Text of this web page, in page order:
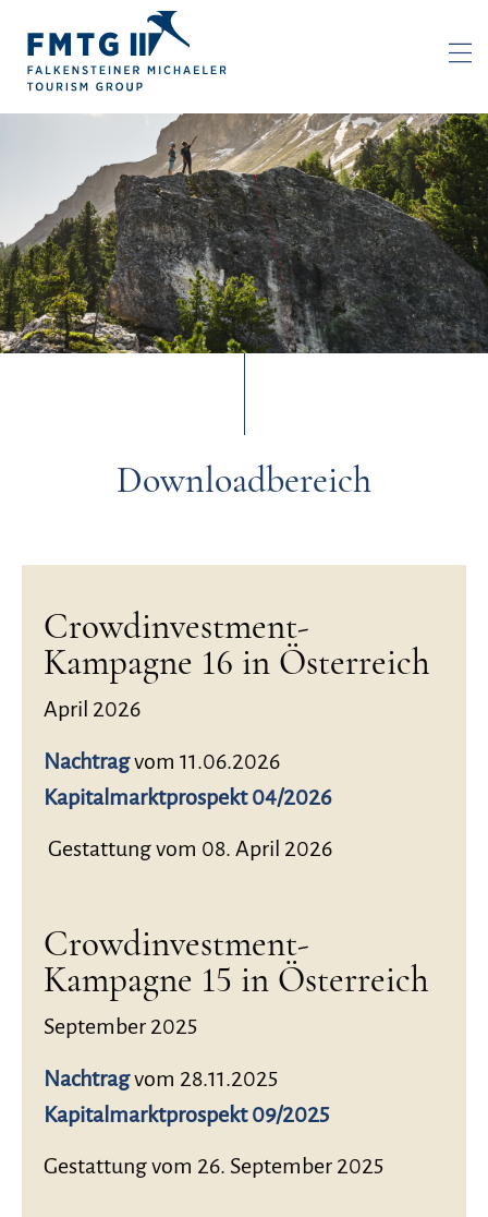
Downloadbereich
Crowdinvestment-
Kampagne 16 in Österreich
April 2026
Nachtragvom 11.06.2026
Kapitalmarktprospekt 04/2026
Gestattung vom 08. April 2026
Crowdinvestment-
Kampagne 15 in Österreich
September 2025
Nachtragvom 28.11.2025
Kapitalmarktprospekt 09/2025
Gestattung vom 26. September 2025